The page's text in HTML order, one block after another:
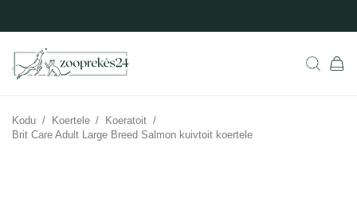
Kodu / Koertele / Koeratoit /
Brit Care Adult Large Breed Salmon kuivtoit koertele